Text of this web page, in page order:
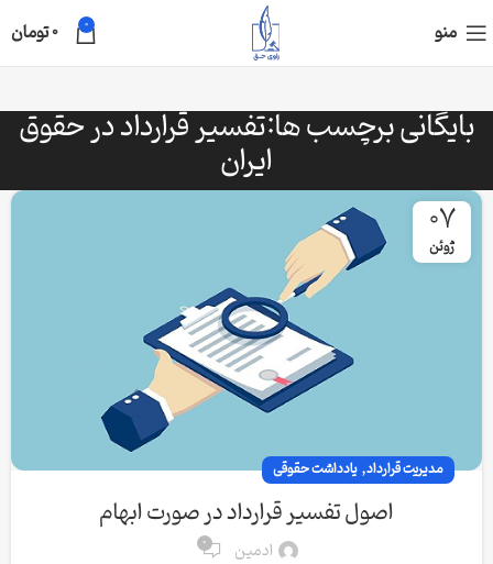
منو 0
0تومان
بایگانی برچسب ها:تفسیر قرارداد در حقوق
ایران
07
ژوئن
مدیریت قرارداد, یادداشت حقوقی
اصول تفسیر قرارداد در صورت ابهام
ادمین 0